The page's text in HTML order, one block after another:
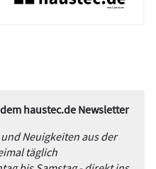
haustec.de Newsletter
Neuigkeiten aus der
täglich